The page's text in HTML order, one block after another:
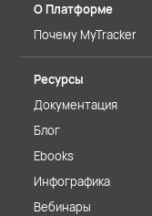
О Платформе
Почему MyTracker
Ресурсы
Документация
Блог
Ebooks
Инфографика
Вебинары